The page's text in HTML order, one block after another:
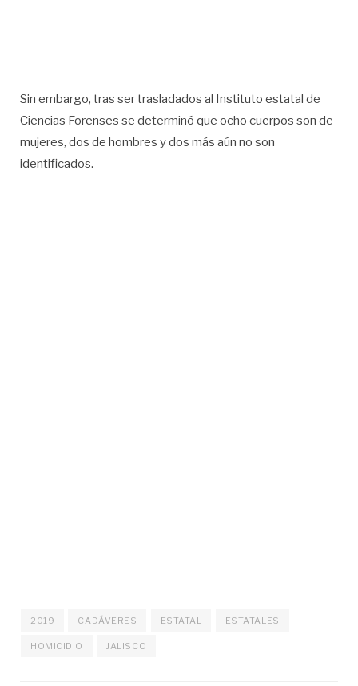
Sin embargo, tras ser trasladados al Instituto estatal de
Ciencias Forenses se determinó que ocho cuerpos son de
mujeres, dos de hombres y dos más aún no son
identificados.
2019 CADÁVERES ESTATAL ESTATALES
HOMICIDIO JALISCO